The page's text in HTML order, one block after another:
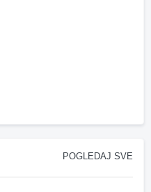
POGLEDAJ SVE